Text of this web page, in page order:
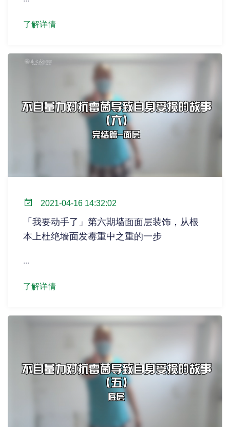
了解详情
2021-04-16 14:32:02
「我要动手了」第六期墙面面层装饰，从根
本上杜绝墙面发霉重中之重的一步
...
了解详情